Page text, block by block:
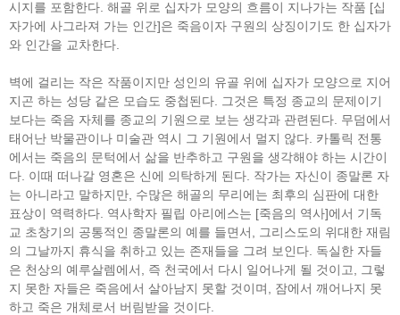
시지를 포함한다. 해골 위로 십자가 모양의 흐름이 지나가는 작품 [십
자가에 사그라져 가는 인간]은 죽음이자 구원의 상징이기도 한 십자가
와 인간을 교차한다.
벽에 걸리는 작은 작품이지만 성인의 유골 위에 십자가 모양으로 지어
지곤 하는 성당 같은 모습도 중첩된다. 그것은 특정 종교의 문제이기
보다는 죽음 자체를 종교의 기원으로 보는 생각과 관련된다. 무덤에서
태어난 박물관이나 미술관 역시 그 기원에서 멀지 않다. 카톨릭 전통
에서는 죽음의 문턱에서 삶을 반추하고 구원을 생각해야 하는 시간이
다. 이때 떠나갈 영혼은 신에 의탁하게 된다. 작가는 자신이 종말론 자
는 아니라고 말하지만, 수많은 해골의 무리에는 최후의 심판에 대한
표상이 역력하다. 역사학자 필립 아리에스는 [죽음의 역사]에서 기독
교 초창기의 공통적인 종말론의 예를 들면서, 그리스도의 위대한 재림
의 그날까지 휴식을 취하고 있는 존재들을 그려 보인다. 독실한 자들
은 천상의 예루살렘에서, 즉 천국에서 다시 일어나게 될 것이고, 그렇
지 못한 자들은 죽음에서 살아남지 못할 것이며, 잠에서 깨어나지 못
하고 죽은 개체로서 버림받을 것이다.